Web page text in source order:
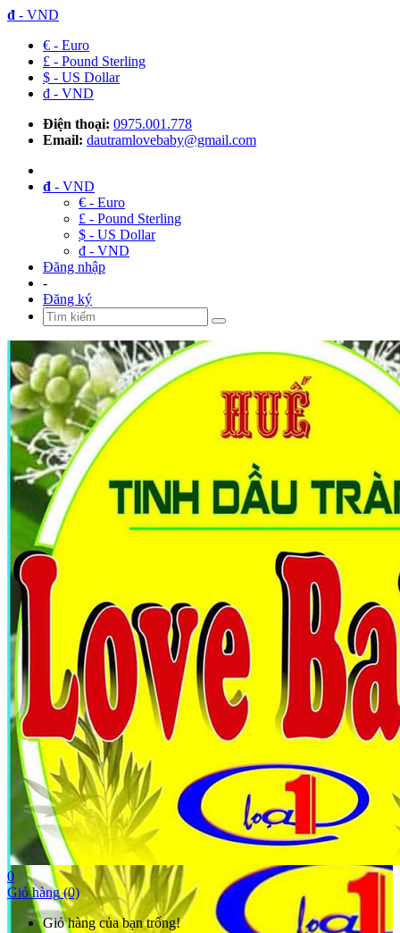
đ - VND
€ - Euro
£ - Pound Sterling
$ - US Dollar
đ - VND
Điện thoại: 0975.001.778
Email: dautramlovebaby@gmail.com
đ - VND
€ - Euro
£ - Pound Sterling
$ - US Dollar
đ - VND
Đăng nhập
-
Đăng ký
0
Giỏ hàng (0)
Giỏ hàng của bạn trống!